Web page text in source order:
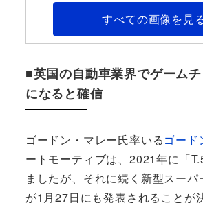
すべての画像を見
■英国の自動車業界でゲーム
になると確信
ゴードン・マレー氏率いるゴード
ートモーティブは、2021年に「
ましたが、それに続く新型スーパ
が1月27日にも発表されることが